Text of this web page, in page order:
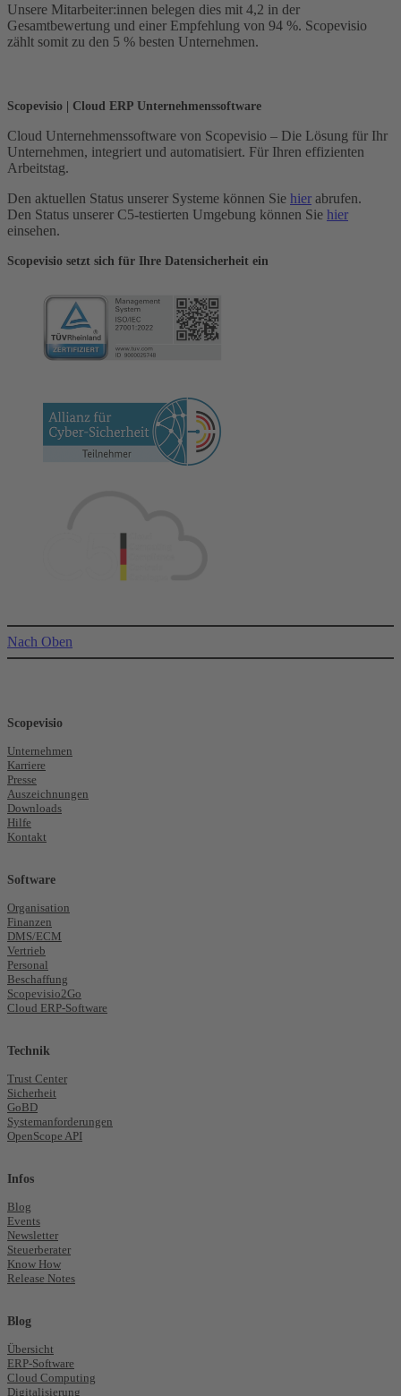
Unsere Mitarbeiter:innen belegen dies mit 4,2 in der
Gesamtbewertung und einer Empfehlung von 94 %. Scopevisio
zählt somit zu den 5 % besten Unternehmen.
Scopevisio | Cloud ERP Unternehmenssoftware
Cloud Unternehmenssoftware von Scopevisio – Die Lösung für Ihr
Unternehmen, integriert und automatisiert. Für Ihren effizienten
Arbeitstag.
Den aktuellen Status unserer Systeme können Sie hier abrufen.
Den Status unserer C5-testierten Umgebung können Sie hier
einsehen.
Scopevisio setzt sich für Ihre Datensicherheit ein
Nach Oben
Scopevisio
Unternehmen
Karriere
Presse
Auszeichnungen
Downloads
Hilfe
Kontakt
Software
Organisation
Finanzen
DMS/ECM
Vertrieb
Personal
Beschaffung
Scopevisio2Go
Cloud ERP-Software
Technik
Trust Center
Sicherheit
GoBD
Systemanforderungen
OpenScope API
Infos
Blog
Events
Newsletter
Steuerberater
Know How
Release Notes
Blog
Übersicht
ERP-Software
Cloud Computing
Digitalisierung